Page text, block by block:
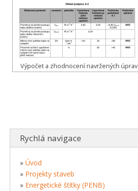
Výpočet a zhodnocení navržených úprav
Rychlá navigace
» Úvod
» Projekty staveb
» Energetické štítky (PENB)